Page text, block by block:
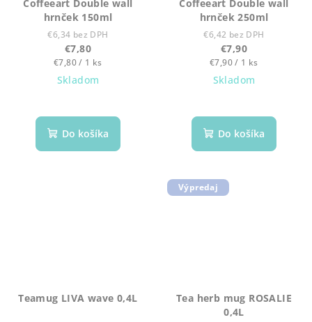
Coffeeart Double wall
hrnček 150ml
€6,34 bez DPH
€7,80
Jednotková
cena:
€7,80 / 1 ks
Skladom
Do košíka
Coffeeart Double wall
hrnček 250ml
€6,42 bez DPH
€7,90
Jednotková
cena:
€7,90 / 1 ks
Skladom
Do košíka
Teamug LIVA wave 0,4L
Výpredaj
Tea herb mug ROSALIE
0,4L